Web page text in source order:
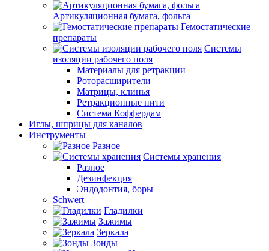
Артикуляционная бумага, фольга
Гемостатические
препараты
Системы
изоляции рабочего поля
Материалы для ретракции
Роторасширители
Матрицы, клинья
Ретракционные нити
Система Коффердам
Иглы, шприцы для каналов
Инструменты
Разное
Системы хранения
Разное
Дезинфекция
Эндодонтия, боры
Schwert
Гладилки
Зажимы
Зеркала
Зонды